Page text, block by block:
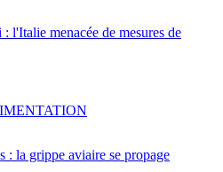
l'Italie menacée de mesures de
: la grippe aviaire se propage